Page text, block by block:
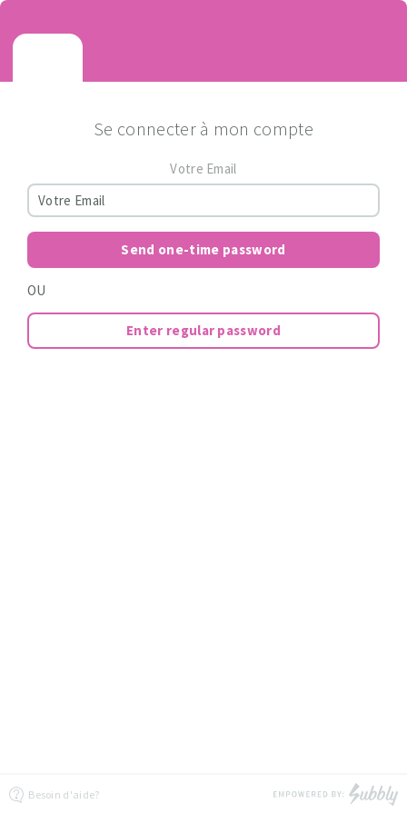
Se connecter à mon compte
Votre Email
Send one-time password
OU
Enter regular password
Besoin d'aide?